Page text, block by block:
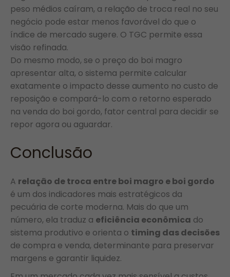
peso médios caíram, a relação de troca real no seu
negócio pode estar menos favorável do que o
índice de mercado sugere. O TGC permite essa
visão refinada.
Do mesmo modo, se o preço do boi magro
apresentar alta, o sistema permite calcular
exatamente o impacto desse aumento no custo de
reposição e compará-lo com o retorno esperado
na venda do boi gordo, fator central para decidir se
repor agora ou aguardar.
Conclusão
A relação de troca entre boi magro e boi gordo
é um dos indicadores mais estratégicos da
pecuária de corte moderna. Mais do que um
número, ela traduz a eficiência econômica do
sistema produtivo e orienta o timing das decisões
de compra e venda, determinante para preservar
margens e garantir liquidez.